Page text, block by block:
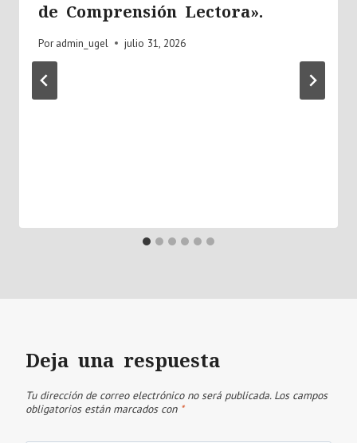
de Comprensión Lectora».
Por admin_ugel julio 31, 2026
Deja una respuesta
Tu dirección de correo electrónico no será publicada. Los campos
obligatorios están marcados con *